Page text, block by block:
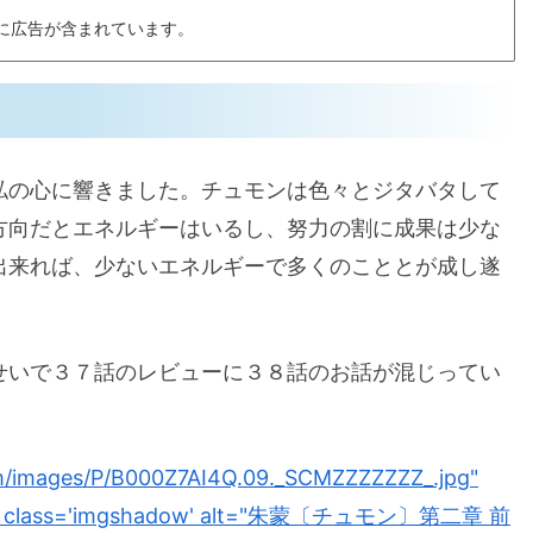
広告が含まれています。
心に響きました。チュモンは色々とジタバタして
だとエネルギーはいるし、努力の割に成果は少な
れば、少ないエネルギーで多くのこととが成し遂
で３７話のレビューに３８話のお話が混じってい
P/B000Z7AI4Q.09._SCMZZZZZZZ_.jpg"
alt="朱蒙〔チュモン〕第二章 前